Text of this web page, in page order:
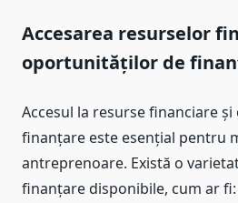
Accesarea resurselor
oportunităților de
Accesul la resurse financiare
finanțare este esențial pentru
antreprenoare. Există o
finanțare disponibile, cum ar fi: